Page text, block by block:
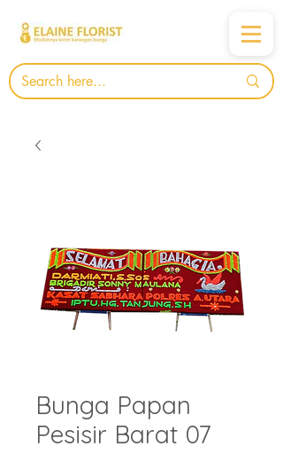
Bunga Papan
Pesisir Barat 07